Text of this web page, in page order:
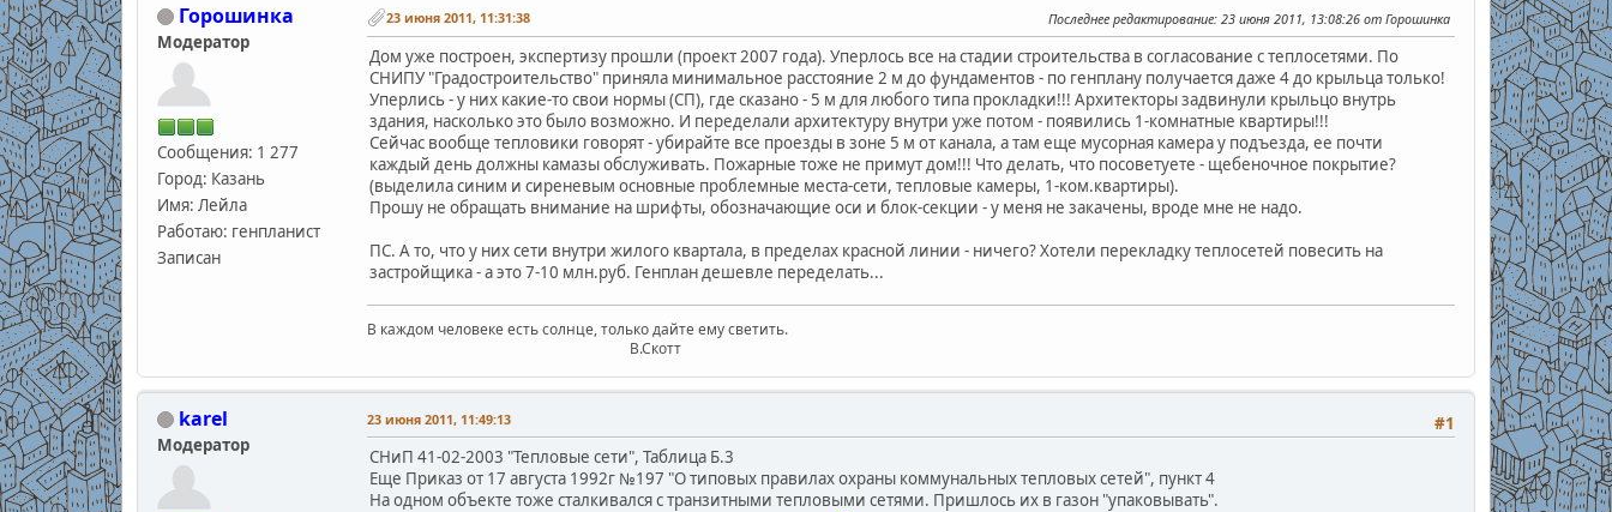
Горошинка
Модератор
Сообщения: 1 277
Город: Казань
Имя: Лейла
Работаю: генпланист
Записан
23 июня 2011, 11:31:38 Последнее редактирование: 23 июня 2011, 13:08:26 от Горошинка
Дом уже построен, экспертизу прошли (проект 2007 года). Уперлось все на стадии строительства в согласование с теплосетями. По
СНИПУ "Градостроительство" приняла минимальное расстояние 2 м до фундаментов - по генплану получается даже 4 до крыльца только!
Уперлись - у них какие-то свои нормы (СП), где сказано - 5 м для любого типа прокладки!!! Архитекторы задвинули крыльцо внутрь
здания, насколько это было возможно. И переделали архитектуру внутри уже потом - появились 1-комнатные квартиры!!!
Сейчас вообще тепловики говорят - убирайте все проезды в зоне 5 м от канала, а там еще мусорная камера у подъезда, ее почти
каждый день должны камазы обслуживать. Пожарные тоже не примут дом!!! Что делать, что посоветуете - щебеночное покрытие?
(выделила синим и сиреневым основные проблемные места-сети, тепловые камеры, 1-ком.квартиры).
Прошу не обращать внимание на шрифты, обозначающие оси и блок-секции - у меня не закачены, вроде мне не надо.
ПС. А то, что у них сети внутри жилого квартала, в пределах красной линии - ничего? Хотели перекладку теплосетей повесить на
застройщика - а это 7-10 млн.руб. Генплан дешевле переделать...
В каждом человеке есть солнце, только дайте ему светить.
В.Скотт
karel
Модератор
#1
23 июня 2011, 11:49:13
СНиП 41-02-2003 "Тепловые сети", Таблица Б.3
Еще Приказ от 17 августа 1992г №197 "О типовых правилах охраны коммунальных тепловых сетей", пункт 4
На одном объекте тоже сталкивался с транзитными тепловыми сетями. Пришлось их в газон "упаковывать".